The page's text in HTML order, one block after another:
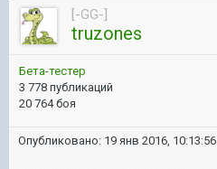
[-GG-]
truzones
Бета-тестер
3 778 публикаций
20 764 боя
Опубликовано: 19 янв 2016, 10:13:56